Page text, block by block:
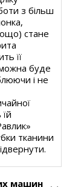
з більш
стане
її
буде
і не
тканини
машин